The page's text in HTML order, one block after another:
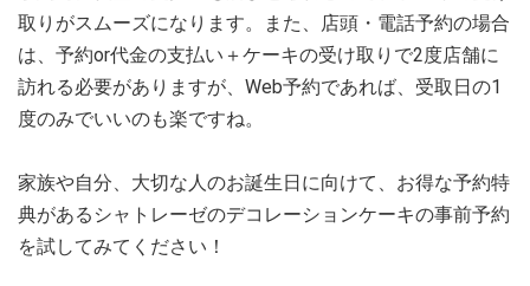
取りがスムーズになります。また、店頭・電話予約の場合
は、予約or代金の支払い＋ケーキの受け取りで2度店舗に
訪れる必要がありますが、Web予約であれば、受取日の1
度のみでいいのも楽ですね。
家族や自分、大切な人のお誕生日に向けて、お得な予約特
典があるシャトレーゼのデコレーションケーキの事前予約
を試してみてください！